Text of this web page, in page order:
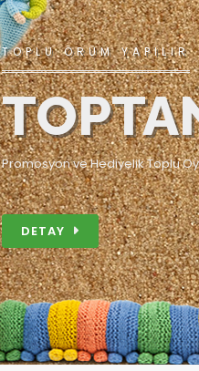
TOPLU ÖRÜM YAPILIR
Promosyon ve Hediyelik Toplu
DETAY